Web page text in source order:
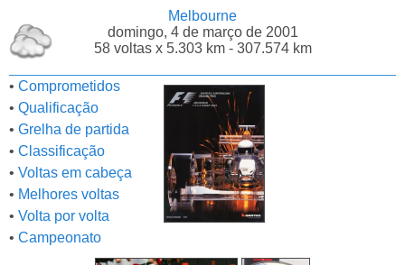
Melbourne
domingo, 4 de março de 2001
58 voltas x 5.303 km - 307.574 km
• Comprometidos
• Qualificação
• Grelha de partida
• Classificação
• Voltas em cabeça
• Melhores voltas
• Volta por volta
• Campeonato